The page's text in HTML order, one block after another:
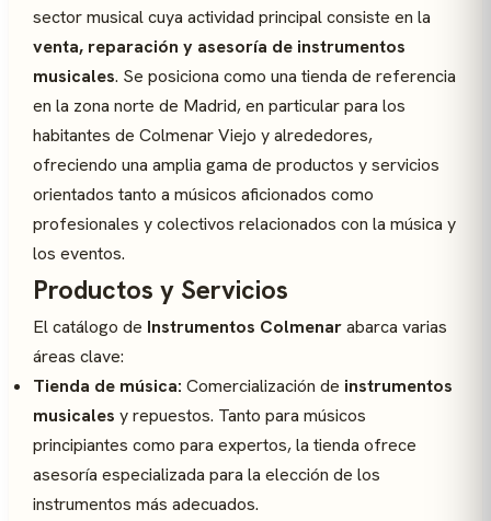
sector musical cuya actividad principal consiste en la
venta, reparación y asesoría de instrumentos
musicales. Se posiciona como una tienda de referencia
en la zona norte de Madrid, en particular para los
habitantes de Colmenar Viejo y alrededores,
ofreciendo una amplia gama de productos y servicios
orientados tanto a músicos aficionados como
profesionales y colectivos relacionados con la música y
los eventos.
Productos y Servicios
El catálogo de Instrumentos Colmenarabarca varias
áreas clave:
Tienda de música: Comercialización de instrumentos
musicales y repuestos. Tanto para músicos
principiantes como para expertos, la tienda ofrece
asesoría especializada para la elección de los
instrumentos más adecuados.